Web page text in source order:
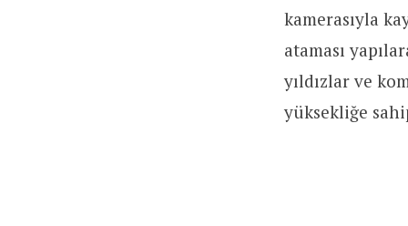
kamerasıyla
ataması
yıldızlar ve
yüksekliğe